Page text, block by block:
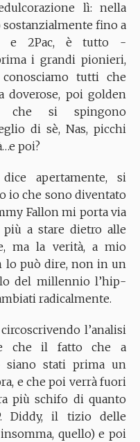
lì: nella
fino a
e 2Pac, è tutto -
i grandi pionieri,
tutti che
doverose, poi golden
che si spingono
di sè, Nas, picchi
poi?
apertamente, si
io che sono diventato
Fallon mi porta via
a stare dietro alle
ma la verità, a mio
lo può dire, non in un
del millennio l’hip-
radicalmente.
l’analisi
che il fatto che a
stati prima un
e che poi verrà fuori
più schifo di quanto
Diddy, il tizio delle
quello) e poi